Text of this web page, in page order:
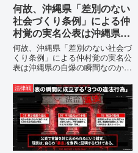
何故、沖縄県「差別のない
社会づくり条例」による仲
村覚の実名公表は沖縄県の
自爆の瞬間なのか？その3
つの理由。
何故、沖縄県「差別のない社会づ
くり条例」による仲村覚の実名公
表は沖縄県の自爆の瞬間なのか？
強行しようとしている「仲村覚の
実名公表」。行政側はこの行為
を、特定の個人を社会的制裁に追
い込むための「仕上げ」だと考え
て...
法律戦